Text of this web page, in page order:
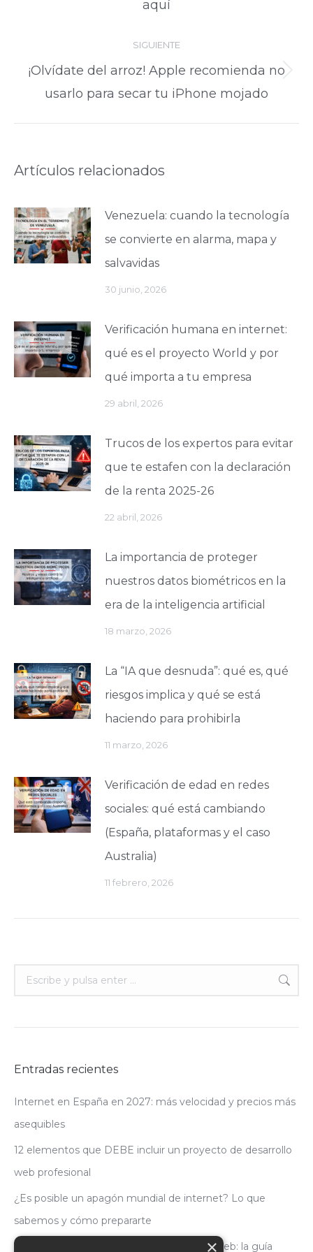
anterior:
aquí
SIGUIENTE
Publicación
¡Olvídate del arroz! Apple recomienda no
usarlo para secar tu iPhone mojado
Artículos relacionados
Venezuela: cuando la tecnología
se convierte en alarma, mapa y
salvavidas
30 junio, 2026
Verificación humana en internet:
qué es el proyecto World y por
qué importa a tu empresa
29 abril, 2026
Trucos de los expertos para evitar
que te estafen con la declaración
de la renta 2025-26
22 abril, 2026
La importancia de proteger
nuestros datos biométricos en la
era de la inteligencia artificial
18 marzo, 2026
La “IA que desnuda”: qué es, qué
riesgos implica y qué se está
haciendo para prohibirla
11 marzo, 2026
Verificación de edad en redes
sociales: qué está cambiando
(España, plataformas y el caso
Australia)
11 febrero, 2026
Buscar:
Entradas recientes
Internet en España en 2027: más velocidad y precios más
asequibles
12 elementos que DEBE incluir un proyecto de desarrollo
web profesional
¿Es posible un apagón mundial de internet? Lo que
sabemos y cómo prepararte
Cómo elegir la mejor empresa de diseño web: la guía
×